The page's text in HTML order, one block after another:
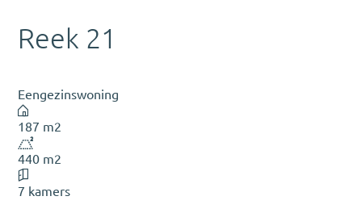
Reek 21
Eengezinswoning
187 m2
440 m2
7 kamers